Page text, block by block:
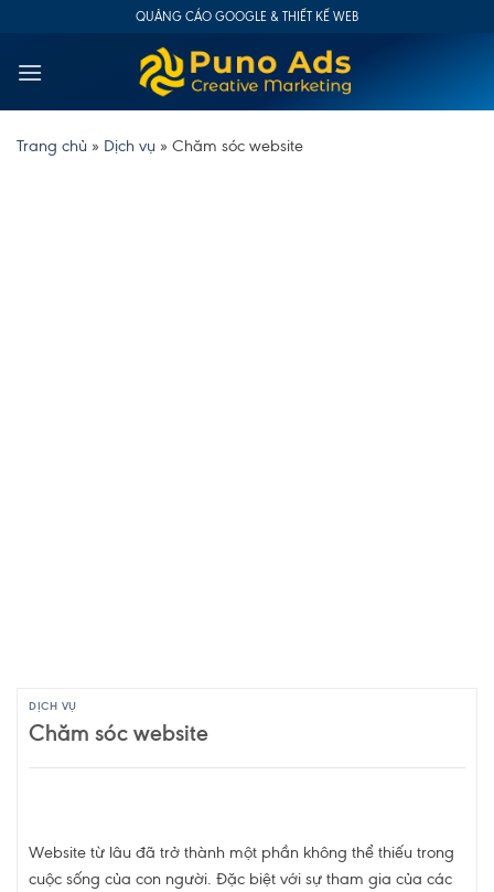
content
QUẢNG CÁO GOOGLE & THIẾT KẾ WEB
Trang chủ » Dịch vụ » Chăm sóc website
DỊCH VỤ
Chăm sóc website
Website từ lâu đã trở thành một phần không thể thiếu trong
cuộc sống của con người. Đặc biệt với sự tham gia của các